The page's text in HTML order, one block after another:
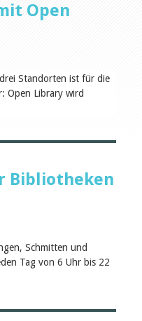
Open
Standorten ist für die
Open Library wird
Bibliotheken
Schmitten und
Tag von 6 Uhr bis 22